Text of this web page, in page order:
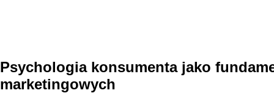
Psychologia konsumenta jako
marketingowych